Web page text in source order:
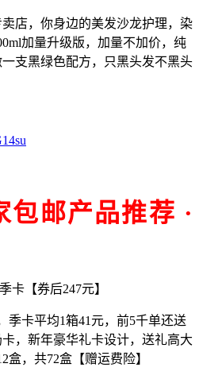
店，你身边的美发沙龙护理，染
加量升级版，加量不加价，纯
支黑绿色配方，只黑头发不黑头
包邮产品推荐 ·
卡【券后247元】
季卡平均1箱41元，前5千单还送
，新年豪华礼卡设计，送礼高大
盒，共72盒【赠运费险】